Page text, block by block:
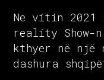
Ne vitin 2021
reality Show-
kthyer në një
dashura